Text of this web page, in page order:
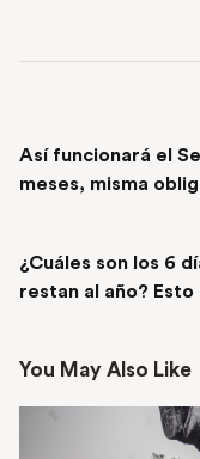
Así funcionará el
meses, misma
¿Cuáles son los 6
restan al año?
You May Also Like